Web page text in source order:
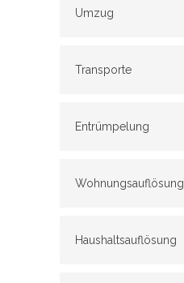
Umzug
Transporte
Entrümpelung
Wohnungsauflösung
Haushaltsauflösung